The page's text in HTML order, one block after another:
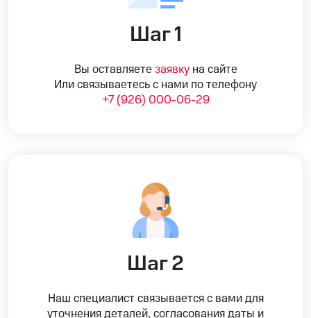
Шаг 1
Вы оставляете заявкуна сайте
Или связываетесь с нами по телефону
+7 (926) 000-06-29
Шаг 2
Наш специалист связывается с вами для
уточнения деталей, согласования даты и